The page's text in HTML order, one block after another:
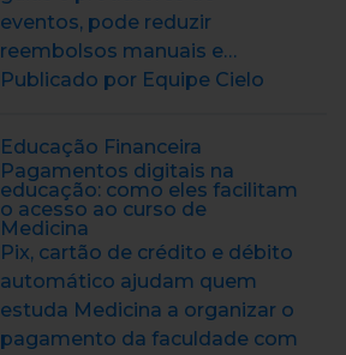
eventos, pode reduzir
reembolsos manuais e…
Publicado por Equipe Cielo
Educação Financeira
Pagamentos digitais na
educação: como eles facilitam
o acesso ao curso de
Medicina
Pix, cartão de crédito e débito
automático ajudam quem
estuda Medicina a organizar o
pagamento da faculdade com